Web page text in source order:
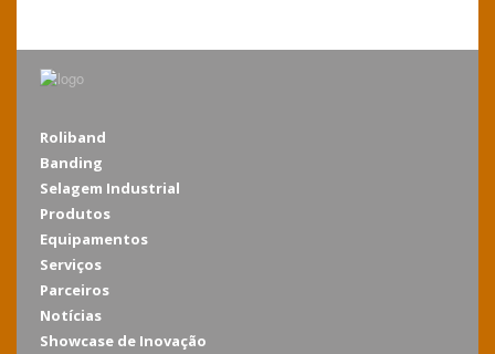
Roliband
Banding
Selagem Industrial
Produtos
Equipamentos
Serviços
Parceiros
Notícias
Showcase de Inovação